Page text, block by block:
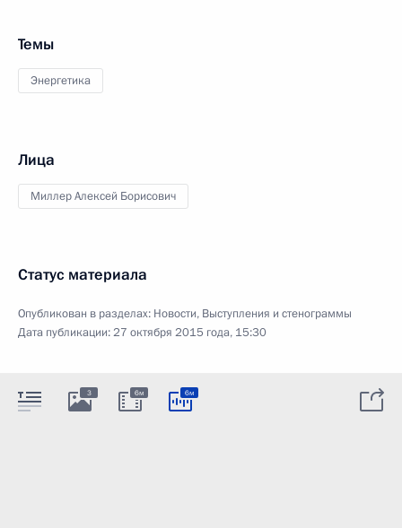
Темы
Энергетика
Лица
Миллер Алексей Борисович
Статус материала
Опубликован в разделах: Новости, Выступления и стенограммы
Дата публикации:27 октября 2015 года, 15:30
3 6м 6м